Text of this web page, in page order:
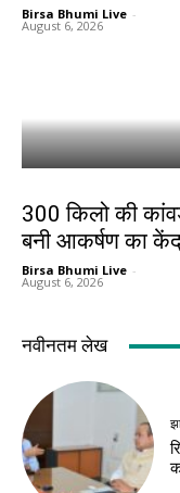
Birsa Bhumi Live -
August 6, 2026
300 किलो की
बनी आकर्षण का
Birsa Bhumi Live -
August 6, 2026
नवीनतम लेख